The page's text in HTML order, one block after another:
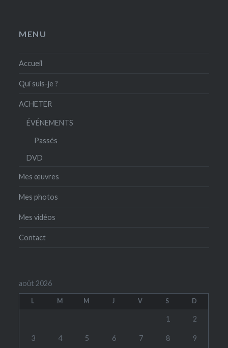
MENU
Accueil
Qui suis-je ?
ACHETER
ÉVÉNEMENTS
Passés
DVD
Mes œuvres
Mes photos
Mes vidéos
Contact
août 2026
L M M J V S D
1 2
3 4 5 6 7 8 9